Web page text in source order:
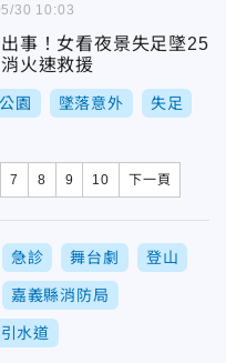
事！女看夜景失足墜25
火速救援
園 墜落意外 失足
30 10:03
7 8 9 10 下一頁
急診 舞台劇 登山
嘉義縣消防局
水道